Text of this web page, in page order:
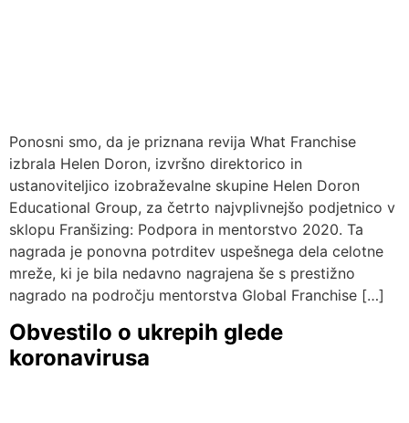
Ponosni smo, da je priznana revija What Franchise
izbrala Helen Doron, izvršno direktorico in
ustanoviteljico izobraževalne skupine Helen Doron
Educational Group, za četrto najvplivnejšo podjetnico v
sklopu Franšizing: Podpora in mentorstvo 2020. Ta
nagrada je ponovna potrditev uspešnega dela celotne
mreže, ki je bila nedavno nagrajena še s prestižno
nagrado na področju mentorstva Global Franchise […]
Obvestilo o ukrepih glede
koronavirusa